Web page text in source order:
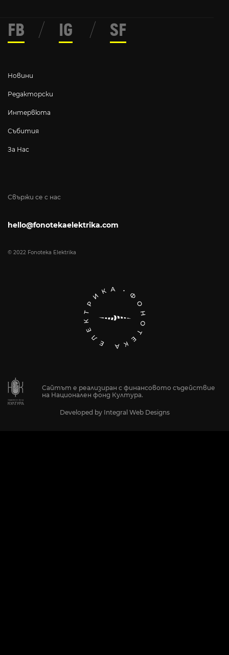
Свържи се с нас
hello@fonotekaelektrika.com
© 2022 Fonoteka Elektrika
Новини
Редакторски
Интервюта
Събития
За Нас
FB / IG / SF
Сайтът е реализиран с финансовото съдействие
на Национален фонд Култура.
Developed by Integral Web Designs